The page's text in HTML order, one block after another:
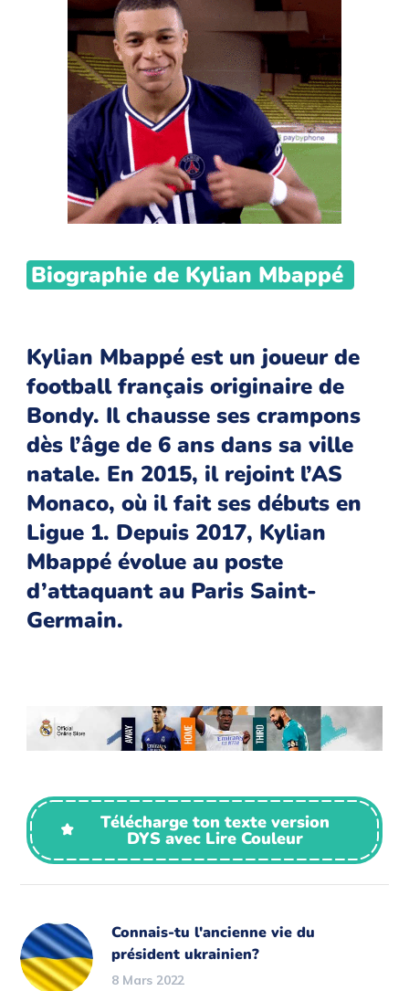
Biographie de Kylian Mbappé
Kylian Mbappé est un joueur de
football français originaire de
Bondy. Il chausse ses crampons
dès l’âge de 6 ans dans sa ville
natale. En 2015, il rejoint l’AS
Monaco, où il fait ses débuts en
Ligue 1. Depuis 2017, Kylian
Mbappé évolue au poste
d’attaquant au Paris Saint-
Germain.
Télécharge ton texte version
DYS avec Lire Couleur
Connais-tu l'ancienne vie du
président ukrainien?
8 Mars 2022